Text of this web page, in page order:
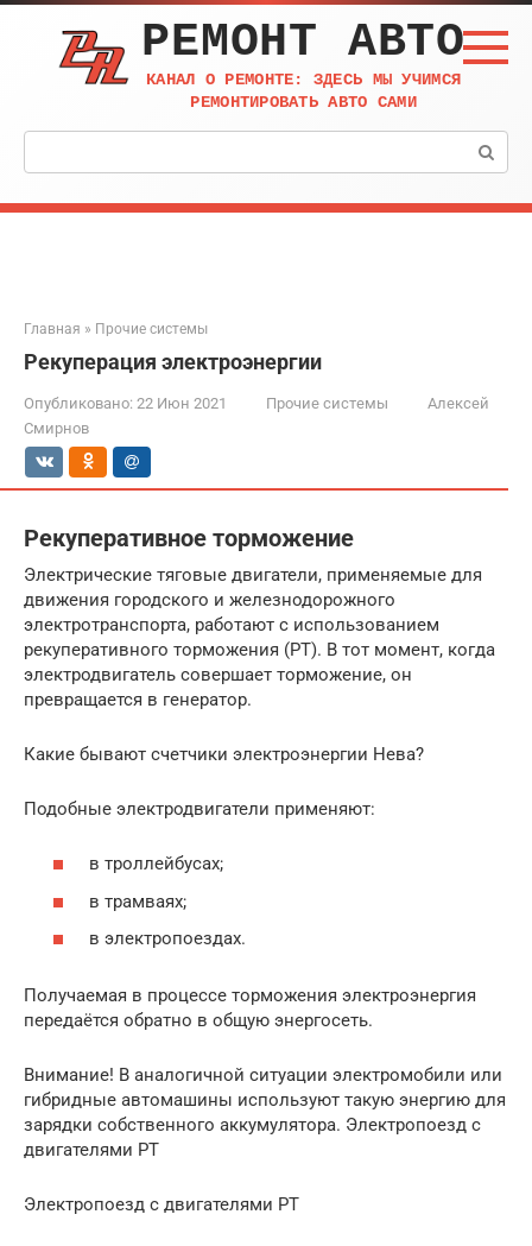
Перейти
контенту
РЕМОНТ АВТО
КАНАЛ О РЕМОНТЕ: ЗДЕСЬ МЫ УЧИМСЯ
РЕМОНТИРОВАТЬ АВТО САМИ
Поиск:
Главная » Прочие системы
Рекуперация электроэнергии
Опубликовано: 22 Июн 2021 Прочие системы
Алексей
Смирнов
Рекуперативное торможение
Электрические тяговые двигатели, применяемые для
движения городского и железнодорожного
электротранспорта, работают с использованием
рекуперативного торможения (РТ). В тот момент, когда
электродвигатель совершает торможение, он
превращается в генератор.
Какие бывают счетчики электроэнергии Нева?
Подобные электродвигатели применяют:
в троллейбусах;
в трамваях;
в электропоездах.
Получаемая в процессе торможения электроэнергия
передаётся обратно в общую энергосеть.
Внимание! В аналогичной ситуации электромобили или
гибридные автомашины используют такую энергию для
зарядки собственного аккумулятора. Электропоезд с
двигателями РТ
Электропоезд с двигателями РТ